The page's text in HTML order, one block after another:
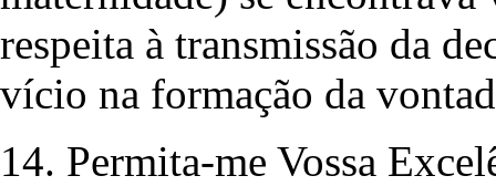
respeita à transmissão da
vício na formação da
14. Permita-me Vossa